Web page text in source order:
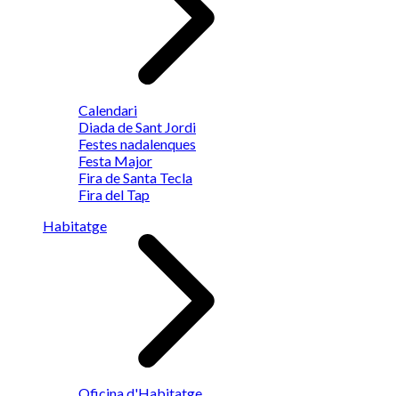
Calendari
Diada de Sant Jordi
Festes nadalenques
Festa Major
Fira de Santa Tecla
Fira del Tap
Habitatge